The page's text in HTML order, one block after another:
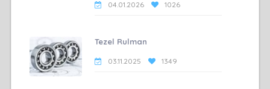
04.01.2026 1026
Tezel Rulman
03.11.2025 1349